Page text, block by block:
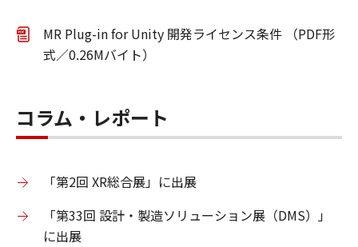
MR Plug-in for Unity 開発ライセンス条件 （PDF形
式／0.26Mバイト）
コラム・レポート
「第2回 XR総合展」に出展
「第33回 設計・製造ソリューション展（DMS）」
に出展